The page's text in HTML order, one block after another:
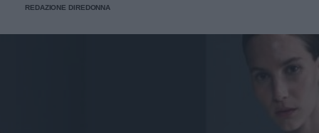
REDAZIONE DIREDONNA